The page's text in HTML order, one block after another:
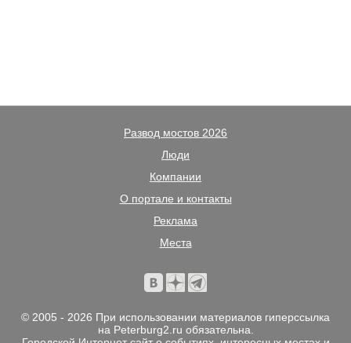
Развод мостов 2026
Люди
Компании
О портале и контакты
Реклама
Места
© 2005 - 2026 При использовании материалов гиперссылка
на Peterburg2.ru обязательна.